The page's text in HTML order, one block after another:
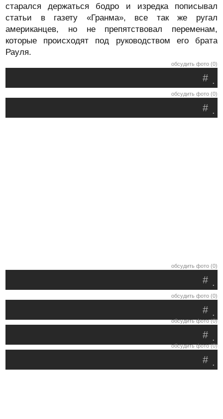
старался держаться бодро и изредка пописывал
статьи в газету «Гранма», все так же ругал
американцев, но не препятствовал переменам,
которые происходят под руководством его брата
Рауля.
обсудить фото (0)
.
#
обсудить фото (0)
.
#
обсудить фото (0)
.
#
обсудить фото (0)
.
#
обсудить фото (0)
.
#
обсудить фото (0)
.
#